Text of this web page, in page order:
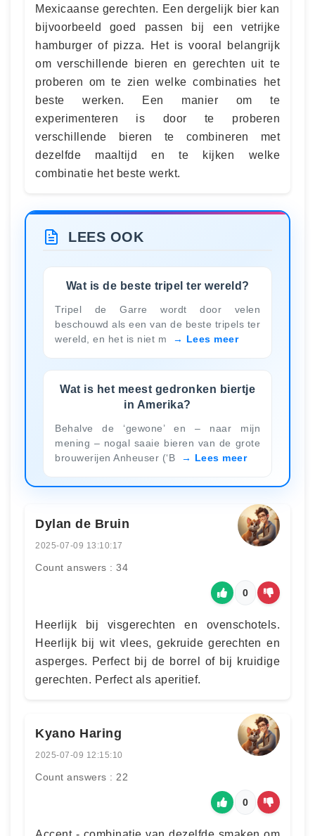
Mexicaanse gerechten. Een dergelijk bier kan
bijvoorbeeld goed passen bij een vetrijke
hamburger of pizza. Het is vooral belangrijk
om verschillende bieren en gerechten uit te
proberen om te zien welke combinaties het
beste werken. Een manier om te
experimenteren is door te proberen
verschillende bieren te combineren met
dezelfde maaltijd en te kijken welke
combinatie het beste werkt.
LEES OOK
Wat is de beste tripel ter wereld?
Tripel de Garre wordt door velen
beschouwd als een van de beste tripels ter
wereld, en het is niet m
Lees meer
Wat is het meest gedronken biertje
in Amerika?
Behalve de ‘gewone’ en – naar mijn
mening – nogal saaie bieren van de grote
brouwerijen Anheuser (‘B
Lees meer
Dylan de Bruin
2025-07-09 13:10:17
Count answers : 34
0
Heerlijk bij visgerechten en ovenschotels.
Heerlijk bij wit vlees, gekruide gerechten en
asperges. Perfect bij de borrel of bij kruidige
gerechten. Perfect als aperitief.
Kyano Haring
2025-07-09 12:15:10
Count answers : 22
0